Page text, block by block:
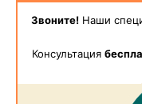
Звоните!Наши
Консультация